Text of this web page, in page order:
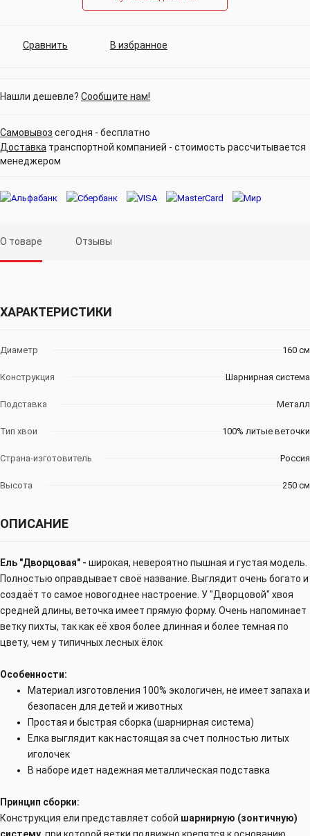
Сравнить В избранное
Нашли дешевле? Сообщите нам!
Самовывоз сегодня - бесплатно
Доставка транспортной компанией - стоимость рассчитывается
менеджером
О товаре Отзывы
ХАРАКТЕРИСТИКИ
Диаметр 160 см
Конструкция Шарнирная система
Подставка Металл
Тип хвои 100% литые веточки
Страна-изготовитель Россия
Высота 250 см
ОПИСАНИЕ
Ель "Дворцовая" - широкая, невероятно пышная и густая модель.
Полностью оправдывает своё название. Выглядит очень богато и
создаёт то самое новогоднее настроение. У "Дворцовой" хвоя
средней длины, веточка имеет прямую форму. Очень напоминает
ветку пихты, так как её хвоя более длинная и более темная по
цвету, чем у типичных лесных ёлок
Особенности:
Материал изготовления 100% экологичен, не имеет запаха и
безопасен для детей и животных
Простая и быстрая сборка (шарнирная система)
Елка выглядит как настоящая за счет полностью литых
иголочек
В наборе идет надежная металлическая подставка
Принцип сборки:
Конструкция ели представляет собой шарнирную (зонтичную)